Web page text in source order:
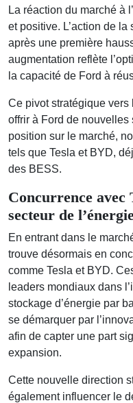
La réaction du marché à
et positive. L’action de
après une première
augmentation reflète
la capacité de Ford à
Ce pivot stratégique vers
offrir à Ford de nouvelles
position sur le marché,
tels que Tesla et BYD,
des BESS.
Concurrence avec
secteur de
En entrant dans le
trouve désormais en
comme Tesla et BYD.
leaders mondiaux dans
stockage d’énergie par
se démarquer par
afin de capter une part
expansion.
Cette nouvelle direction
également influencer le